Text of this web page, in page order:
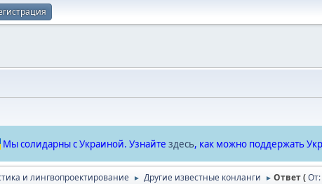
Мы солидарны с Украиной. Узнайте здесь, как можно поддержать
и лингвопроектирование ► Другие известные конланги ► Ответ (